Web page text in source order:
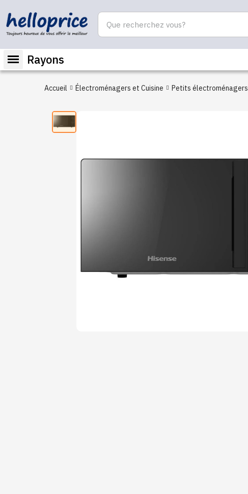
Rayons
Accueil Électroménagers et Cuisine Petits électroménagers